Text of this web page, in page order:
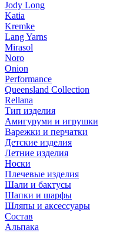
Jody Long
Katia
Kremke
Lang Yarns
Mirasol
Noro
Onion
Performance
Queensland Collection
Rellana
Тип изделия
Амигуруми и игрушки
Варежки и перчатки
Детские изделия
Летние изделия
Носки
Плечевые изделия
Шали и бактусы
Шапки и шарфы
Шляпы и аксессуары
Состав
Альпака